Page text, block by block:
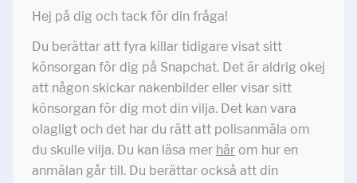
Hej på dig och tack för din fråga!
Du berättar att fyra killar tidigare visat sitt
könsorgan för dig på Snapchat. Det är aldrig okej
att någon skickar nakenbilder eller visar sitt
könsorgan för dig mot din vilja. Det kan vara
olagligt och det har du rätt att polisanmäla om
du skulle vilja. Du kan läsa mer här om hur en
anmälan går till. Du berättar också att din